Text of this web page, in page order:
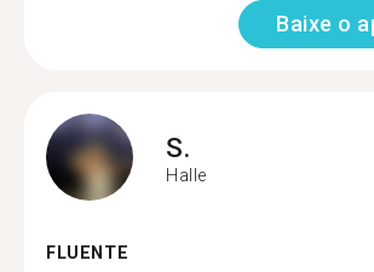
Baixe o
S.
Halle
FLUENTE